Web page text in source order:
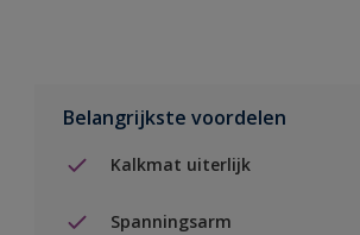
Belangrijkste voordelen
Kalkmat uiterlijk
Spanningsarm